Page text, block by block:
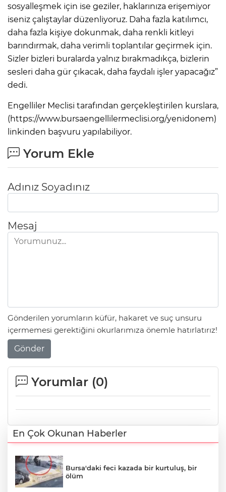
sosyalleşmek için ise geziler, haklarınıza erişemiyor
iseniz çalıştaylar düzenliyoruz. Daha fazla katılımcı,
daha fazla kişiye dokunmak, daha renkli kitleyi
barındırmak, daha verimli toplantılar geçirmek için.
Sizler bizleri buralarda yalnız bırakmadıkça, bizlerin
sesleri daha gür çıkacak, daha faydalı işler yapacağız”
dedi.
Engelliler Meclisi tarafından gerçekleştirilen kurslara,
(https://www.bursaengellilermeclisi.org/yenidonem)
linkinden başvuru yapılabiliyor.
Yorum Ekle
Adınız Soyadınız
Mesaj
Gönderilen yorumların küfür, hakaret ve suç unsuru
içermemesi gerektiğini okurlarımıza önemle hatırlatırız!
Gönder
Yorumlar (0)
En Çok Okunan Haberler
Bursa'daki feci kazada bir kurtuluş, bir
ölüm